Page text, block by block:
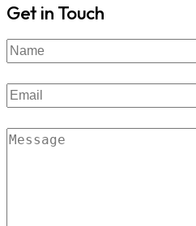
Get in Touch